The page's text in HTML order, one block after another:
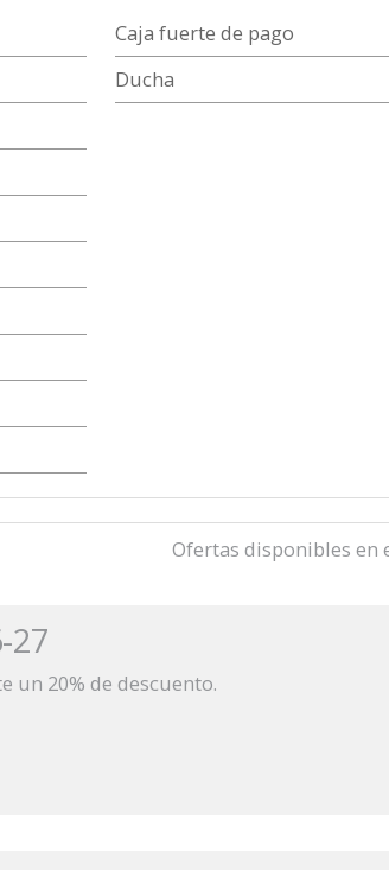
Caja fuerte de pago
Ducha
Ofertas disponibles en
27
un 20% de descuento.